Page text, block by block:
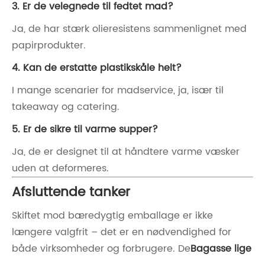
3. Er de velegnede til fedtet mad?
Ja, de har stærk olieresistens sammenlignet med
papirprodukter.
4. Kan de erstatte plastikskåle helt?
I mange scenarier for madservice, ja, især til
takeaway og catering.
5. Er de sikre til varme supper?
Ja, de er designet til at håndtere varme væsker
uden at deformeres.
Afsluttende tanker
Skiftet mod bæredygtig emballage er ikke
længere valgfrit – det er en nødvendighed for
både virksomheder og forbrugere. DeBagasse lige